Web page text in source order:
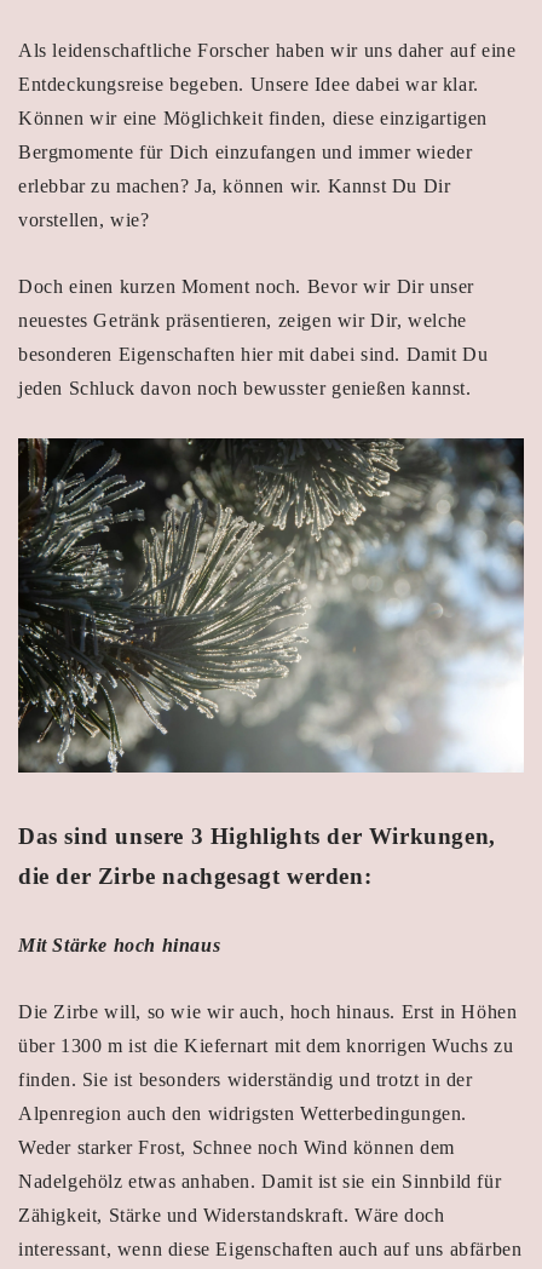
Als leidenschaftliche Forscher haben wir uns daher auf eine
Entdeckungsreise begeben. Unsere Idee dabei war klar.
Können wir eine Möglichkeit finden, diese einzigartigen
Bergmomente für Dich einzufangen und immer wieder
erlebbar zu machen? Ja, können wir. Kannst Du Dir
vorstellen, wie?
Doch einen kurzen Moment noch. Bevor wir Dir unser
neuestes Getränk präsentieren, zeigen wir Dir, welche
besonderen Eigenschaften hier mit dabei sind. Damit Du
jeden Schluck davon noch bewusster genießen kannst.
Das sind unsere 3 Highlights der Wirkungen,
die der Zirbe nachgesagt werden:
Mit Stärke hoch hinaus
Die Zirbe will, so wie wir auch, hoch hinaus. Erst in Höhen
über 1300 m ist die Kiefernart mit dem knorrigen Wuchs zu
finden. Sie ist besonders widerständig und trotzt in der
Alpenregion auch den widrigsten Wetterbedingungen.
Weder starker Frost, Schnee noch Wind können dem
Nadelgehölz etwas anhaben. Damit ist sie ein Sinnbild für
Zähigkeit, Stärke und Widerstandskraft. Wäre doch
interessant, wenn diese Eigenschaften auch auf uns abfärben